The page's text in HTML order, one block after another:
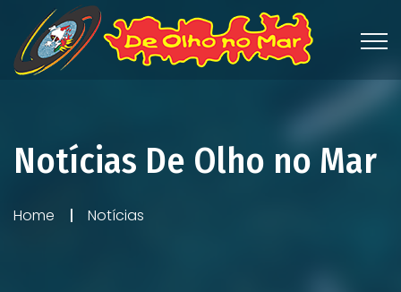
Notícias De Olho no Mar
Home Notícias